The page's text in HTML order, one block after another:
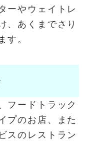
ーやウェイトレ
、あくまでさり
す。
フードトラック
プのお店、また
スのレストラン